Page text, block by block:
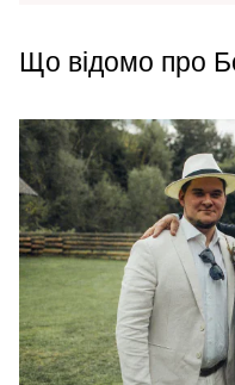
Що відомо про